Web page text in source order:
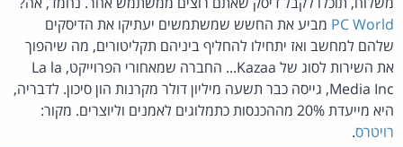
PC World מביע את החשש שמשתמשים יעתיקו את הדיסקים
שלהם למחשב ואז יתחילו להחליף ביניהם תקליטורים, מה שיהפוך
את השירות לסוג של Kazaa... החברה שמאחורי הפרוייקט, La la
Media Inc, גייסה כבר תשעה מיליון דולר מקרנות הון סיכון. לדבריה,
היא מייעדת 20% מההכנסות כתמלוגים לאמנים וליוצרים. מקור:
רויטרס.